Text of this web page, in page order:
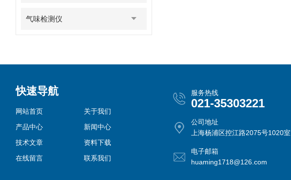
气味检测仪
快速导航
网站首页
关于我们
产品中心
新闻中心
技术文章
资料下载
在线留言
联系我们
服务热线
021-35303221
公司地址
上海杨浦区控江路2075号1020室
电子邮箱
huaming1718@126.com